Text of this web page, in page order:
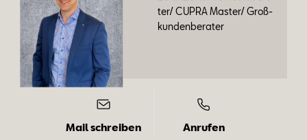
ter/ CUP­RA Mas­ter/ Groß­
kun­den­be­ra­ter
Mail schreiben Anrufen